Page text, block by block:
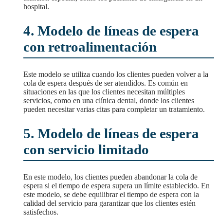
hospital.
4. Modelo de líneas de espera
con retroalimentación
Este modelo se utiliza cuando los clientes pueden volver a la
cola de espera después de ser atendidos. Es común en
situaciones en las que los clientes necesitan múltiples
servicios, como en una clínica dental, donde los clientes
pueden necesitar varias citas para completar un tratamiento.
5. Modelo de líneas de espera
con servicio limitado
En este modelo, los clientes pueden abandonar la cola de
espera si el tiempo de espera supera un límite establecido. En
este modelo, se debe equilibrar el tiempo de espera con la
calidad del servicio para garantizar que los clientes estén
satisfechos.